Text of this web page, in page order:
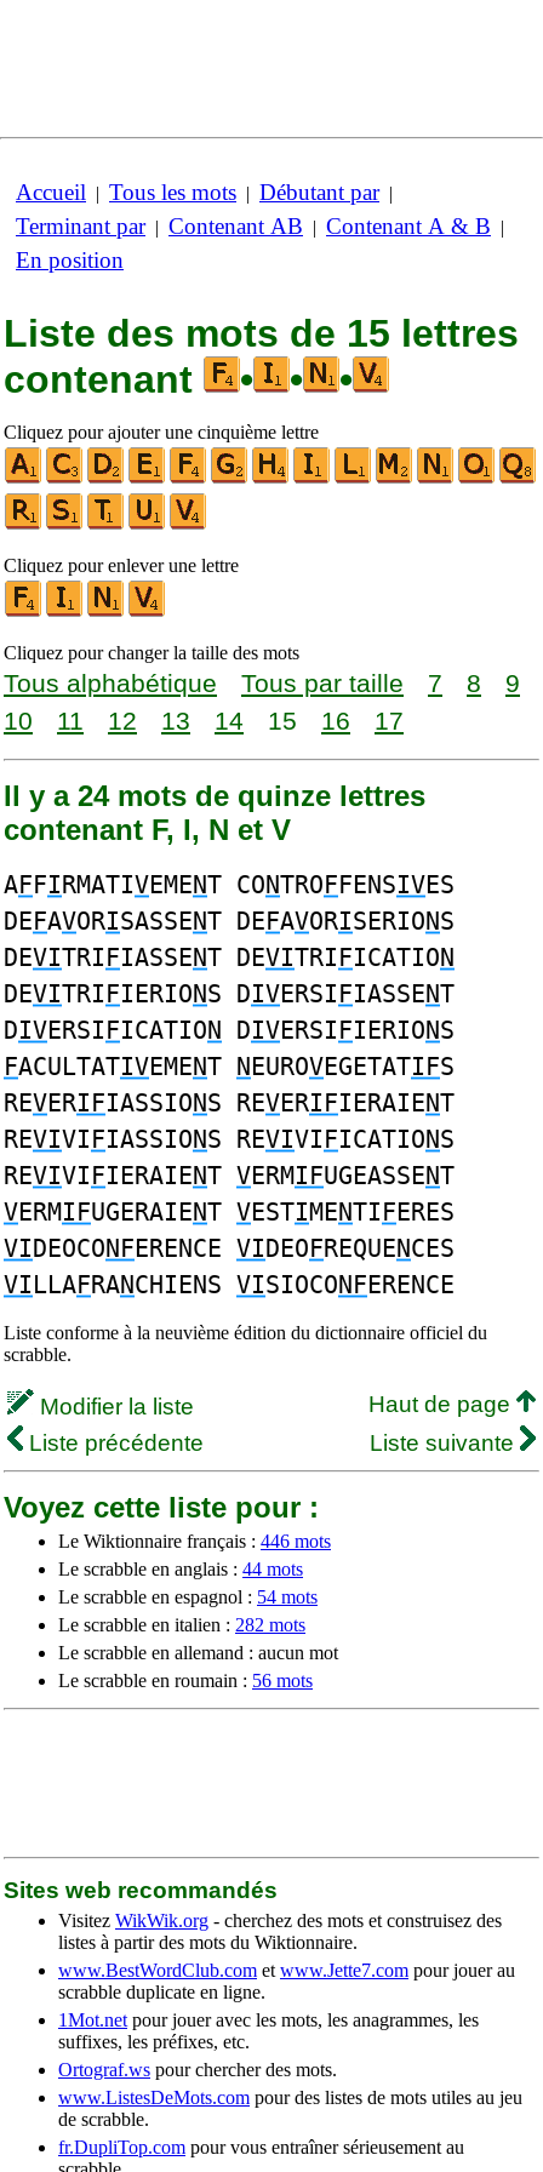
Accueil | Tous les mots | Débutant par|
Terminant par| Contenant AB | Contenant A & B |
En position
Liste des mots de 15 lettres
contenant
• • •
Cliquez pour ajouter une cinquième lettre
Cliquez pour enlever une lettre
Cliquez pour changer la taille des mots
Tous alphabétique Tous par taille 7 8
9
10
11 12 13 14 15 16 17
Il y a 24 mots de quinze lettres
contenant F, I, N et V
AFFIRMATIVEMENT CONTROFFENSIVES
DEFAVORISASSENT DEFAVORISERIONS
DEVITRIFIASSENT DEVITRIFICATION
DEVITRIFIERIONS DIVERSIFIASSENT
DIVERSIFICATION DIVERSIFIERIONS
FACULTATIVEMENT NEUROVEGETATIFS
REVERIFIASSIONS REVERIFIERAIENT
REVIVIFIASSIONS REVIVIFICATIONS
REVIVIFIERAIENT VERMIFUGEASSENT
VERMIFUGERAIENT VESTIMENTIFERES
VIDEOCONFERENCE VIDEOFREQUENCES
VILLAFRANCHIENS VISIOCONFERENCE
Liste conforme à la neuvième édition du dictionnaire officiel du
scrabble.
Modifier la liste
Haut de page
Liste précédente
Liste suivante
Voyez cette liste pour :
Le Wiktionnaire français : 446 mots
Le scrabble en anglais : 44 mots
Le scrabble en espagnol : 54 mots
Le scrabble en italien : 282 mots
Le scrabble en allemand : aucun mot
Le scrabble en roumain : 56 mots
Sites web recommandés
Visitez WikWik.org - cherchez des mots et construisez des
listes à partir des mots du Wiktionnaire.
www.BestWordClub.com et www.Jette7.com pour jouer au
scrabble duplicate en ligne.
1Mot.net pour jouer avec les mots, les anagrammes, les
suffixes, les préfixes, etc.
Ortograf.ws pour chercher des mots.
www.ListesDeMots.com pour des listes de mots utiles au jeu
de scrabble.
fr.DupliTop.com pour vous entraîner sérieusement au